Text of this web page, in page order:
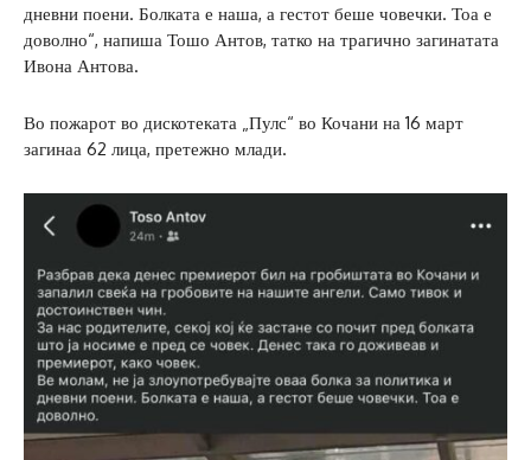
дневни поени. Болката е наша, а гестот беше човечки. Тоа е
доволно“, напиша Тошо Антов, татко на трагично загинатата
Ивона Антова.
Во пожарот во дискотеката „Пулс“ во Кочани на 16 март
загинаа 62 лица, претежно млади.